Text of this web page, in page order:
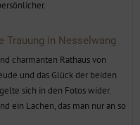
charmanten Rathaus von
und das Glück der beiden
sich in den Fotos wider.
Lachen, das man nur an so